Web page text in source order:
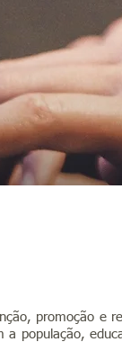
promoção e
a população,